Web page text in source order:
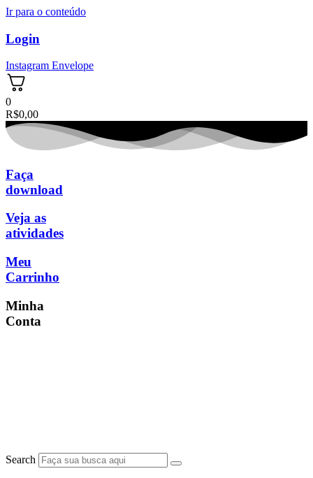
Ir para o conteúdo
Login
Instagram Envelope
0
R$0,00
Faça
download
Veja as
atividades
Meu
Carrinho
Minha
Conta
Search